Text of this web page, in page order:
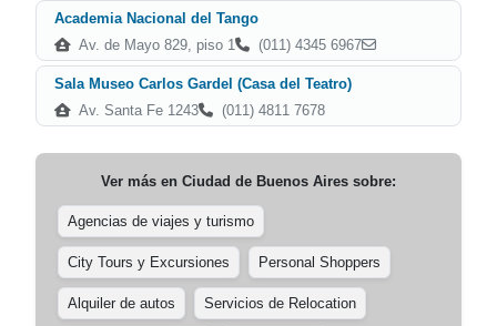
Academia Nacional del Tango
Av. de Mayo 829, piso 1
(011) 4345 6967
Sala Museo Carlos Gardel (Casa del Teatro)
Av. Santa Fe 1243
(011) 4811 7678
Ver más en Ciudad de Buenos Aires sobre:
Agencias de viajes y turismo
City Tours y Excursiones Personal Shoppers
Alquiler de autos Servicios de Relocation